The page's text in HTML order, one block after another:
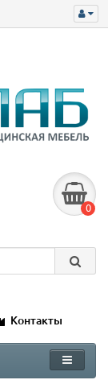
0
Контакты